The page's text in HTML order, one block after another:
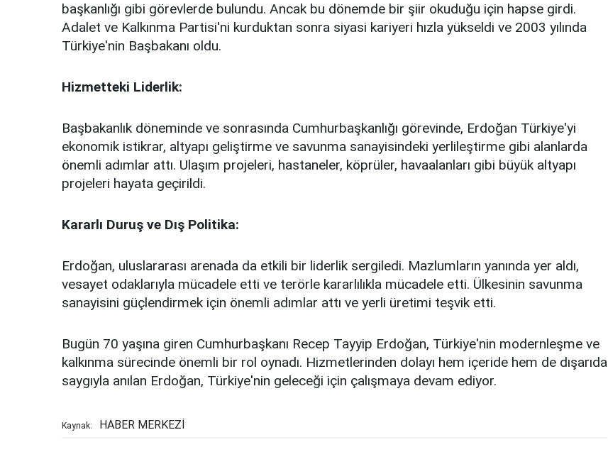
başkanlığı gibi görevlerde bulundu. Ancak bu dönemde bir şiir okuduğu için hapse girdi.
Adalet ve Kalkınma Partisi'ni kurduktan sonra siyasi kariyeri hızla yükseldi ve 2003 yılında
Türkiye'nin Başbakanı oldu.
Hizmetteki Liderlik:
Başbakanlık döneminde ve sonrasında Cumhurbaşkanlığı görevinde, Erdoğan Türkiye'yi
ekonomik istikrar, altyapı geliştirme ve savunma sanayisindeki yerlileştirme gibi alanlarda
önemli adımlar attı. Ulaşım projeleri, hastaneler, köprüler, havaalanları gibi büyük altyapı
projeleri hayata geçirildi.
Kararlı Duruş ve Dış Politika:
Erdoğan, uluslararası arenada da etkili bir liderlik sergiledi. Mazlumların yanında yer aldı,
vesayet odaklarıyla mücadele etti ve terörle kararlılıkla mücadele etti. Ülkesinin savunma
sanayisini güçlendirmek için önemli adımlar attı ve yerli üretimi teşvik etti.
Bugün 70 yaşına giren Cumhurbaşkanı Recep Tayyip Erdoğan, Türkiye'nin modernleşme ve
kalkınma sürecinde önemli bir rol oynadı. Hizmetlerinden dolayı hem içeride hem de dışarıda
saygıyla anılan Erdoğan, Türkiye'nin geleceği için çalışmaya devam ediyor.
Kaynak: HABER MERKEZİ